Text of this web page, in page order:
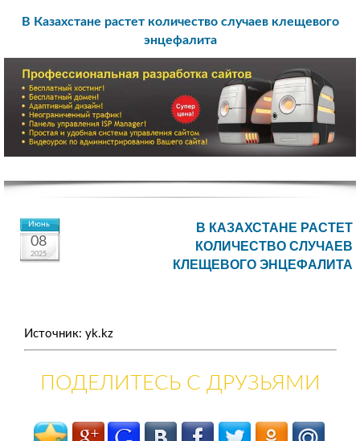
В Казахстане растет количество случаев клещевого
энцефалита
Июнь
08
2025
В КАЗАХСТАНЕ РАСТЕТ
КОЛИЧЕСТВО СЛУЧАЕВ
КЛЕЩЕВОГО ЭНЦЕФАЛИТА
Источник: yk.kz
ПОДЕЛИТЕСЬ С ДРУЗЬЯМИ